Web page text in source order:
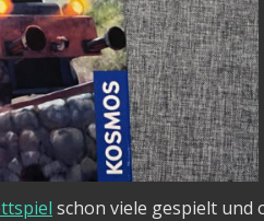
schon viele gespielt und